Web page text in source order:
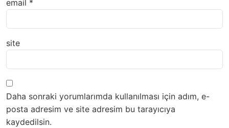
email *
site
Daha sonraki yorumlarımda kullanılması için adım, e-
posta adresim ve site adresim bu tarayıcıya
kaydedilsin.